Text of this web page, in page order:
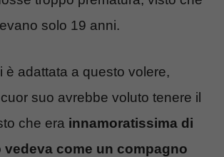
solo 19 anni.
è adattata a questo volere,
suo avrebbe voluto tenere il
che era innamoratissima di
vedeva come un compagno